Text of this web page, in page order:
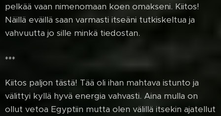
pelkää vaan nimenomaan koen omakseni. Kiitos!
Näillä eväillä saan varmasti itseäni tutkiskeltua ja
vahvuutta jo sille minkä tiedostan.
***
Kiitos paljon tästä! Tää oli ihan mahtava istunto ja
välittyi kyllä hyvä energia vahvasti. Aina mulla on
ollut vetoa Egyptiin mutta olen välillä itsekin ajatellut